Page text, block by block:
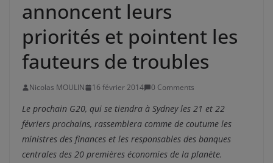
annoncent leurs
priorités et pointent les
fauteurs de troubles
Nicolas MOULIN 16 février 2014 0 Comments
Le prochain G20, qui se tiendra à Sydney les 21 et 22
févriers prochains, rassemblera comme de coutume les
ministres des finances et les responsables des banques
centrales des 20 premières économies de la planète.